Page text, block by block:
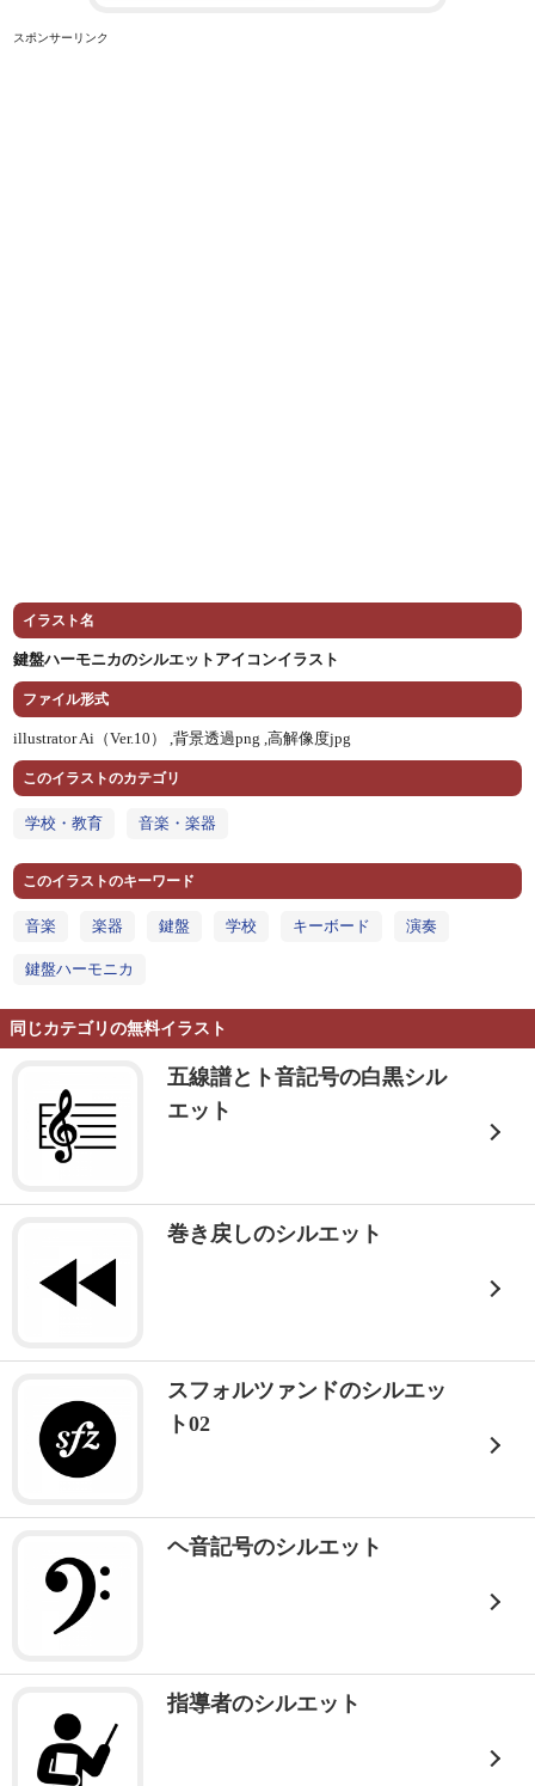
スポンサーリンク
イラスト名
鍵盤ハーモニカのシルエットアイコンイラスト
ファイル形式
illustrator Ai（Ver.10） ,背景透過png ,高解像度jpg
このイラストのカテゴリ
学校・教育 音楽・楽器
このイラストのキーワード
音楽 楽器 鍵盤 学校 キーボード 演奏
鍵盤ハーモニカ
同じカテゴリの無料イラスト
五線譜とト音記号の白黒シル
エット
巻き戻しのシルエット
スフォルツァンドのシルエッ
ト02
ヘ音記号のシルエット
指導者のシルエット